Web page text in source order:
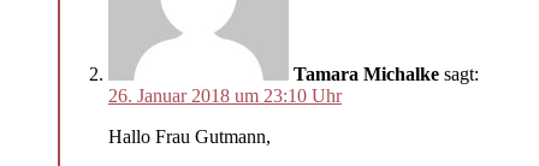
Tamara Michalke sagt:
26. Januar 2018 um 23:10 Uhr
Hallo Frau Gutmann,